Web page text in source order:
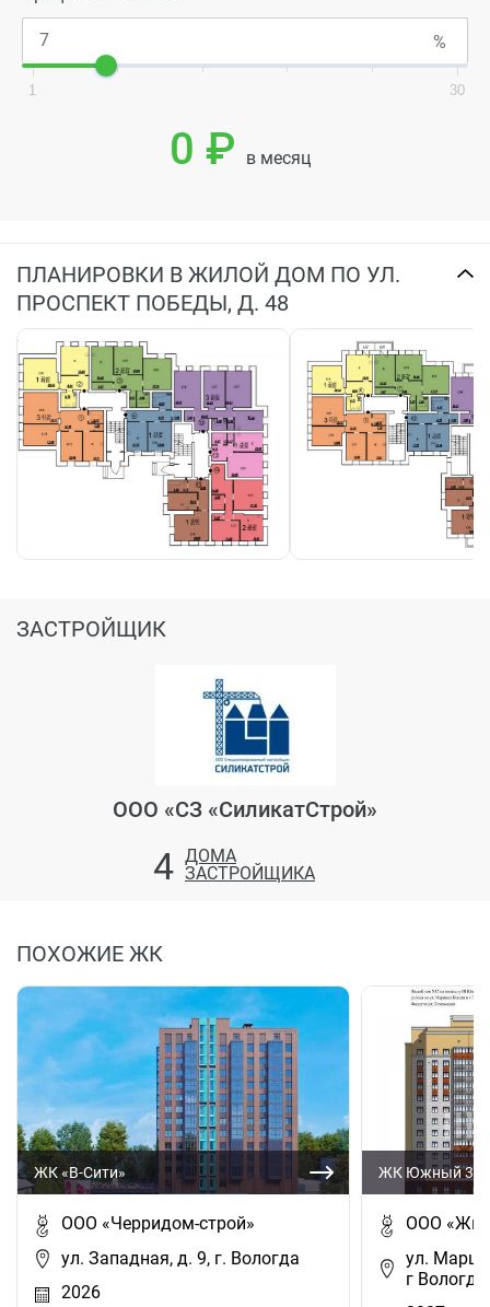
1 30
0 ₽ в месяц
ПЛАНИРОВКИ В ЖИЛОЙ ДОМ ПО УЛ.
ПРОСПЕКТ ПОБЕДЫ, Д. 48
ЗАСТРОЙЩИК
ООО «СЗ «СиликатСтрой»
4 ДОМА
ЗАСТРОЙЩИКА
ПОХОЖИЕ ЖК
ЖК «В-Сити»
ООО «Черридом-строй»
ул. Западная, д. 9, г. Вологда
2026
ЖК Южный 3,
ООО
ул.
г Вологда